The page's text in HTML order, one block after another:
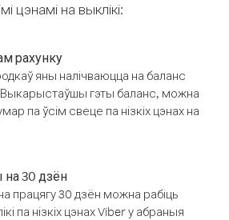
цэнамі на выклікі:
рахунку
яны налічваюцца на баланс
Выкарыстаўшы гэты баланс, можна
па ўсім свеце па нізкіх цэнах на
30 дзён
працягу 30 дзён можна рабіць
па нізкіх цэнах Viber у абраныя